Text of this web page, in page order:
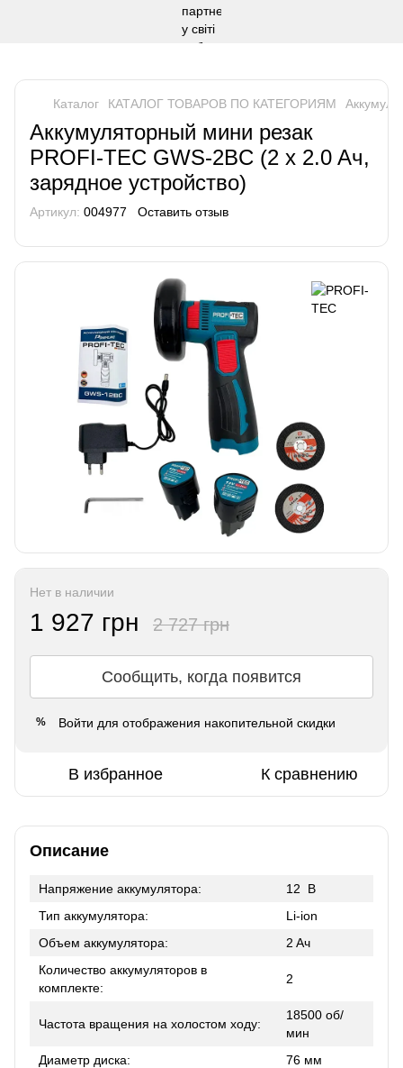
Каталог КАТАЛОГ ТОВАРОВ ПО КАТЕГОРИЯМ
Аккумуляторный мини резак
PROFI-TEC GWS-2BC (2 x 2.0 Aч,
зарядное устройство)
Артикул: 004977 Оставить отзыв
Нет в наличии
1 927 грн 2 727 грн
Сообщить, когда появится
% Войти для отображения накопительной скидки
В избранное К сравнению
Описание
Напряжение аккумулятора:
12 В
Тип аккумулятора:
Li-ion
Объем аккумулятора:
2 Aч
Количество аккумуляторов в
комплекте:
2
Частота вращения на холостом ходу:
18500 об/
мин
Диаметр диска:
76 мм